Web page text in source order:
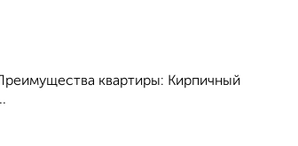
квартиры: Кирпичный